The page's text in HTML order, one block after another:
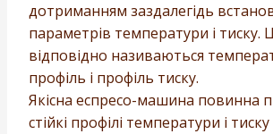
дотриманням заздалегідь
параметрів температури і тиску.
відповідно називаються
профіль і профіль тиску.
Якісна еспресо-машина повинна
стійкі профілі температури і